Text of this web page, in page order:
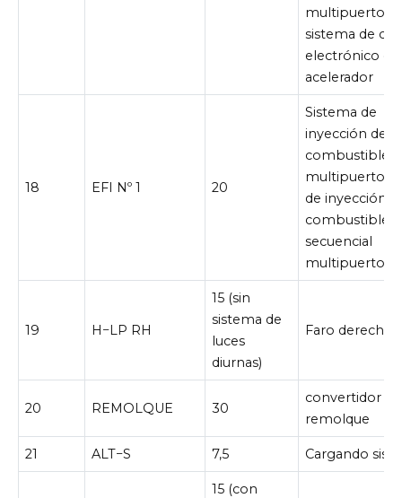
multipuerto,
sistema de
electrónico
acelerador
18 EFI Nº 1 20
Sistema de
inyección de
combustible
multipuerto/
de inyección
combustible
secuencial
multipuerto
19 H−LP RH
15 (sin
sistema de
luces
diurnas)
Faro derecho
20 REMOLQUE 30
convertidor de
remolque
21 ALT−S 7,5 Cargando
15 (con